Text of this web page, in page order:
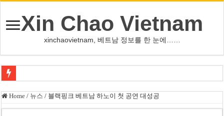
Xin Chao Vietnam
xinchaovietnam, 베트남 정보를 한 눈에……
하노이-하이퐁 고속도로 차량 투석 용의자 신원 확인
베트남 증시 업그레이드, 수십억 달러 유입 전망…수혜주는
Home / 뉴스 / 블랙핑크 베트남 하노이 첫 공연 대성공